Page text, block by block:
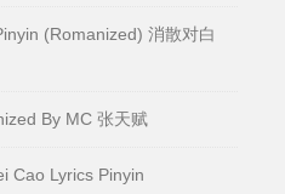
(Romanized) 消散对白
By MC 张天赋
Cao Lyrics Pinyin